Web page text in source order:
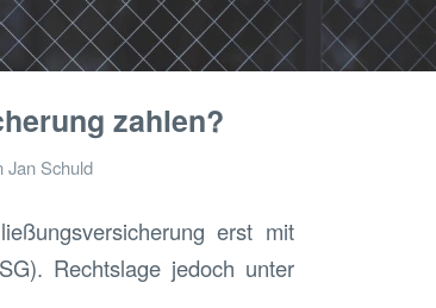
zahlen?
Jan Schuld
erst mit
Rechtslage jedoch unter